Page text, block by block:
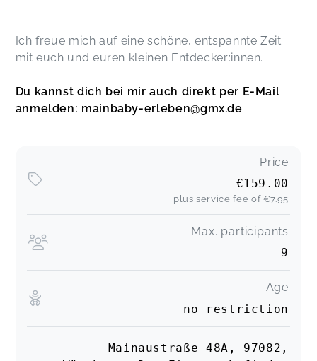
Ich freue mich auf eine schöne, entspannte Zeit
mit euch und euren kleinen Entdecker:innen.
Du kannst dich bei mir auch direkt per E-Mail
anmelden: mainbaby-erleben@gmx.de
Price
€159.00
plus service fee of €7.95
Max. participants
9
Age
no restriction
Mainaustraße 48A, 97082,